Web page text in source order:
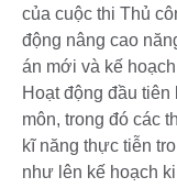
của cuộc thi Thủ
động nâng cao
án mới và kế
Hoạt động đầu
môn, trong đó các
kĩ năng thực tiễn
như lên kế hoạch